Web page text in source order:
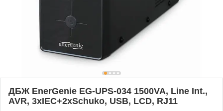
ДБЖ EnerGenie EG-UPS-034 1500VA, Line Int.,
AVR, 3xIEC+2xSchuko, USB, LCD, RJ11